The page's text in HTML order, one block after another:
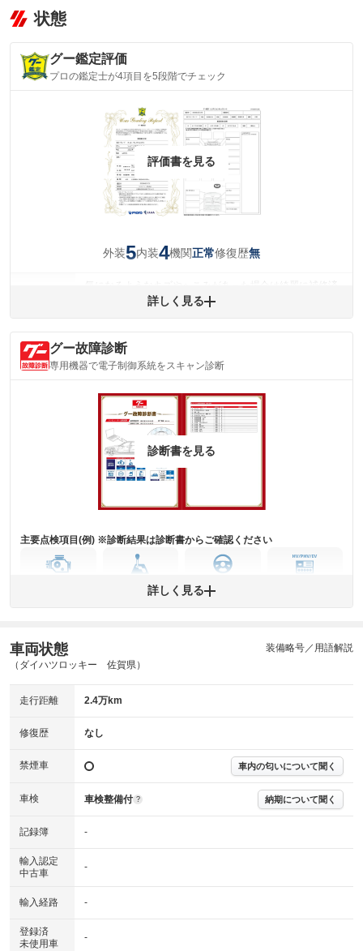
状態
グー鑑定評価
プロの鑑定士が4項目を5段階でチェック
評価書を見る
外装5内装4機関正常修復歴無
みですが、 小さなキズやヘコミが残っている場合もありま
内装
(内装状態)
気になる汚れ等が、部分的にあります。
主要機関に不具合はありません。
詳細は鑑定書をご確認ください。
※グー鑑定は保証サービスではございません。購入時は必ず現車をご確認
および表示項目が異なる場合がございます。
す。車両情報等の詳細は各販売店へお問い合わせ下さい。
詳しく見る
グー故障診断
専用機器で電子制御系統をスキャン診断
診断書を見る
主要点検項目(例) ※診断結果は診断書からご確認ください
ミッション
ステアリング
ABS その他
※グー故障診断は保証サービスではございません。購入時は必ず現車をご
※実際にお渡しする故障診断書につきましては、形式および表示項目が異
※グー故障診断書はあくまでも実施時点での診断結果となります。将来に
わたり車両状態を担保するものではありませんので、車両情報等の詳細は
詳しく見る
車両状態
（ダイハツロッキー 佐賀県）
装備略号／用語解説
走行距離 2.4万km
修復歴 なし
禁煙車 車内の匂いについて聞く
車検 車検整備付 ? 納期について聞く
記録簿 -
輸入認定
中古車
-
輸入経路 -
登録済
未使用車
-